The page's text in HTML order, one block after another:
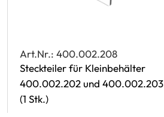
Art.Nr.: 400.002.208
Steckteiler für Kleinbehälter
400.002.202 und 400.002.203
(1 Stk.)